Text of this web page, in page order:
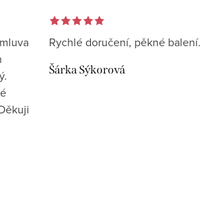
Rychlé doručení, pěkné balení.
Šárka Sýkorová